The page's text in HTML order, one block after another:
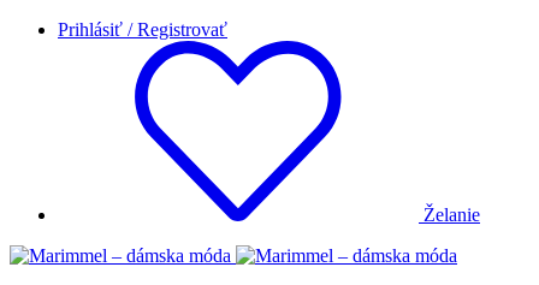
Prihlásiť / Registrovať
Želanie